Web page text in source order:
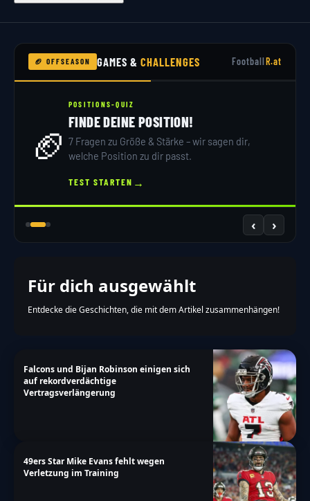
🏈 OFFSEASON GAMES &CHALLENGES FootballR.at
🏈
POSITIONS-QUIZ
FINDE DEINE POSITION!
7 Fragen zu Größe & Stärke – wir sagen dir,
welche Position zu dir passt.
TEST STARTEN →
‹ ›
Für dich ausgewählt
Entdecke die Geschichten, die mit dem Artikel zusammenhängen!
Falcons und Bijan Robinson einigen sich
auf rekordverdächtige
Vertragsverlängerung
49ers Star Mike Evans fehlt wegen
Verletzung im Training